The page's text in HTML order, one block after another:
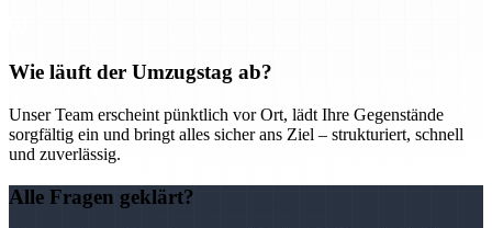
Wie läuft der Umzugstag ab?
Unser Team erscheint pünktlich vor Ort, lädt Ihre Gegenstände
sorgfältig ein und bringt alles sicher ans Ziel – strukturiert, schnell
und zuverlässig.
Alle Fragen geklärt?